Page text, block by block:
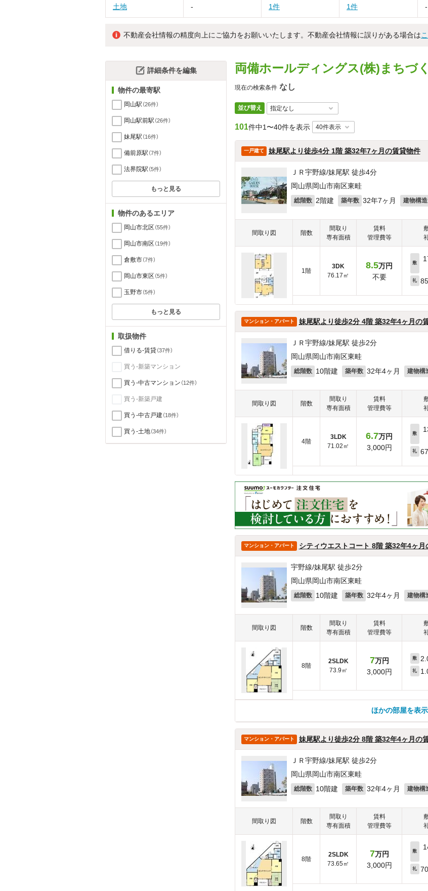
土地 - 1件 1件 -
不動産会社情報の精度向上にご協力をお願いいたします。不動産会社情報に誤りがある場合は
両備ホールディングス(株)まちづ
現在の検索条件 なし
並び替え
101件中1〜40件を表示
一戸建て 妹尾駅より徒歩4分 1階 築32年7ヶ月の賃貸物件
ＪＲ宇野線/妹尾駅 徒歩4分
岡山県岡山市南区東畦
総階数 2階建 築年数 32年7ヶ月 建物構造
間取り図 階数
間取り
専有面積
賃料
管理費等
1階
3DK
76.17㎡
8.5万円
不要
敷
礼
マンション・アパート 妹尾駅より徒歩2分 4階 築32年4ヶ月の
ＪＲ宇野線/妹尾駅 徒歩2分
岡山県岡山市南区東畦
総階数 10階建 築年数 32年4ヶ月 建物構
間取り図 階数
間取り
専有面積
賃料
管理費等
4階
3LDK
71.02㎡
6.7万円
3,000円
敷
礼
マンション・アパート シティウエストコート 8階 築32年4ヶ月
宇野線/妹尾駅 徒歩2分
岡山県岡山市南区東畦
総階数 10階建 築年数 32年4ヶ月 建物構
間取り図 階数
間取り
専有面積
賃料
管理費等
8階
2SLDK
73.9㎡
7万円
3,000円
敷
礼
ほかの部屋を表示
ほかの部屋は見つかりませんでした
マンション・アパート 妹尾駅より徒歩2分 8階 築32年4ヶ月の
ＪＲ宇野線/妹尾駅 徒歩2分
岡山県岡山市南区東畦
総階数 10階建 築年数 32年4ヶ月 建物構
間取り図 階数
間取り
専有面積
賃料
管理費等
8階
2SLDK
73.65㎡
7万円
3,000円
敷
礼
詳細条件を編集
物件の最寄駅
岡山駅 （26件）
岡山駅前駅 （26件）
妹尾駅 （16件）
備前原駅 （7件）
法界院駅 （5件）
もっと見る
物件のあるエリア
岡山市北区 （55件）
岡山市南区 （19件）
倉敷市（7件）
岡山市東区 （5件）
玉野市（5件）
もっと見る
取扱物件
借りる-賃貸（37件）
買う-新築マンション
買う-中古マンション （12件）
買う-新築戸建
買う-中古戸建（18件）
買う-土地（34件）